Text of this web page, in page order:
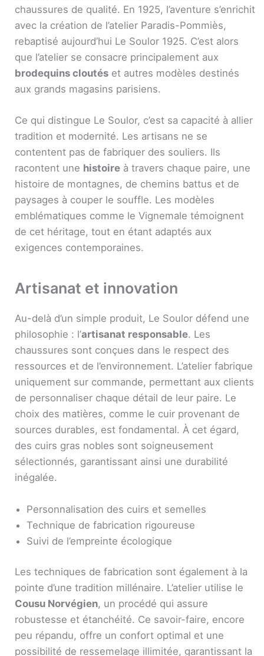
chaussures de qualité. En 1925, l’aventure s’enrichit
avec la création de l’atelier Paradis-Pommiès,
rebaptisé aujourd’hui Le Soulor 1925. C’est alors
que l’atelier se consacre principalement aux
brodequins cloutés et autres modèles destinés
aux grands magasins parisiens.
Ce qui distingue Le Soulor, c’est sa capacité à allier
tradition et modernité. Les artisans ne se
contentent pas de fabriquer des souliers. Ils
racontent une histoire à travers chaque paire, une
histoire de montagnes, de chemins battus et de
paysages à couper le souffle. Les modèles
emblématiques comme le Vignemale témoignent
de cet héritage, tout en étant adaptés aux
exigences contemporaines.
Artisanat et innovation
Au-delà d’un simple produit, Le Soulor défend une
philosophie : l’artisanat responsable. Les
chaussures sont conçues dans le respect des
ressources et de l’environnement. L’atelier fabrique
uniquement sur commande, permettant aux clients
de personnaliser chaque détail de leur paire. Le
choix des matières, comme le cuir provenant de
sources durables, est fondamental. À cet égard,
des cuirs gras nobles sont soigneusement
sélectionnés, garantissant ainsi une durabilité
inégalée.
Personnalisation des cuirs et semelles
Technique de fabrication rigoureuse
Suivi de l’empreinte écologique
Les techniques de fabrication sont également à la
pointe d’une tradition millénaire. L’atelier utilise le
Cousu Norvégien, un procédé qui assure
robustesse et étanchéité. Ce savoir-faire, encore
peu répandu, offre un confort optimal et une
possibilité de ressemelage illimitée, garantissant la